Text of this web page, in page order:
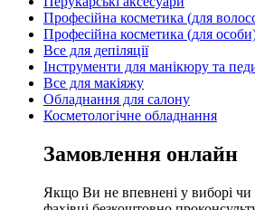
Професійна косметика (для
Професійна косметика (для
Все для депіляції
Інструменти для манікюру та
Все для макіяжу
Обладнання для салону
Косметологічне обладнання
Замовлення онлайн
Якщо Ви не впевнені у виборі чи